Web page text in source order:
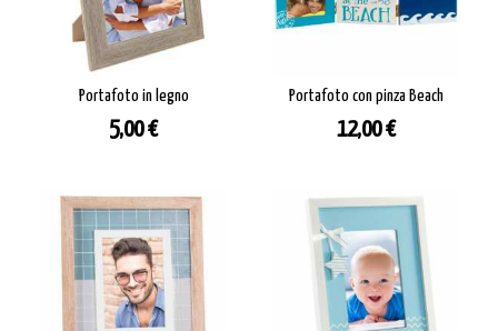
Portafoto in legno
Prezzo
5,00 €
Portafoto con pinza Beach
Prezzo
12,00 €